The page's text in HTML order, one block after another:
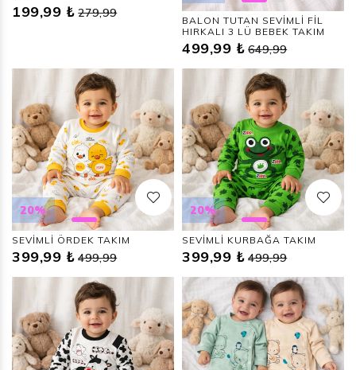
199,99 ₺ 279,99
BALON TUTAN SEVİMLİ FİL
HIRKALI 3 LÜ BEBEK TAKIM
499,99 ₺ 649,99
20%
SEVİMLİ ÖRDEK TAKIM
399,99 ₺ 499,99
20%
SEVİMLİ KURBAĞA TAKIM
399,99 ₺ 499,99